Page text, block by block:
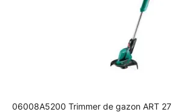
06008A5200 Trimmer de gazon ART 27